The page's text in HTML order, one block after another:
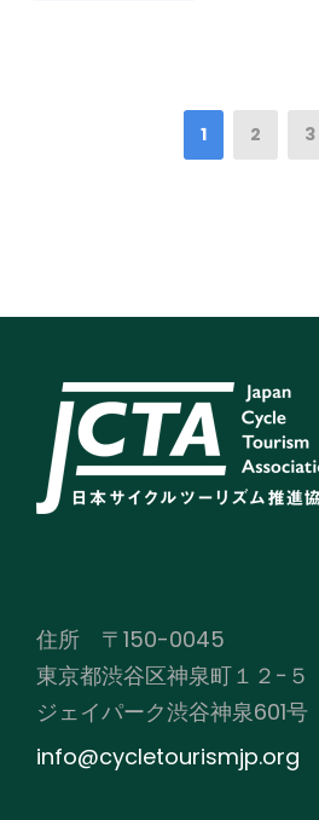
1 2 3
住所 〒150-0045
東京都渋谷区神泉町１２−５
ジェイパーク渋谷神泉601号
info@cycletourismjp.org